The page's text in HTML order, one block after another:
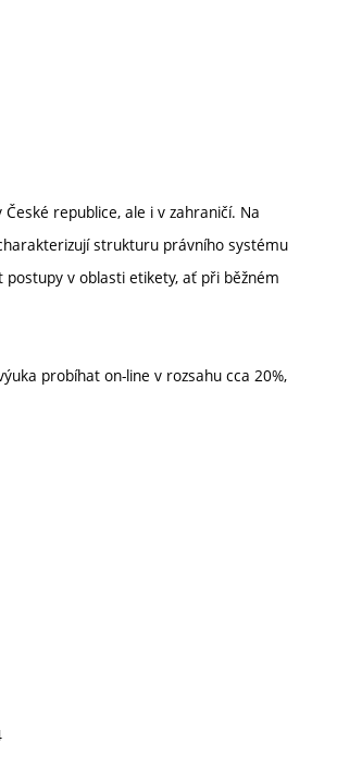
republice, ale i v zahraničí. Na
strukturu právního systému
postupy v oblasti etikety, ať při běžném
probíhat on-line v rozsahu cca 20%,